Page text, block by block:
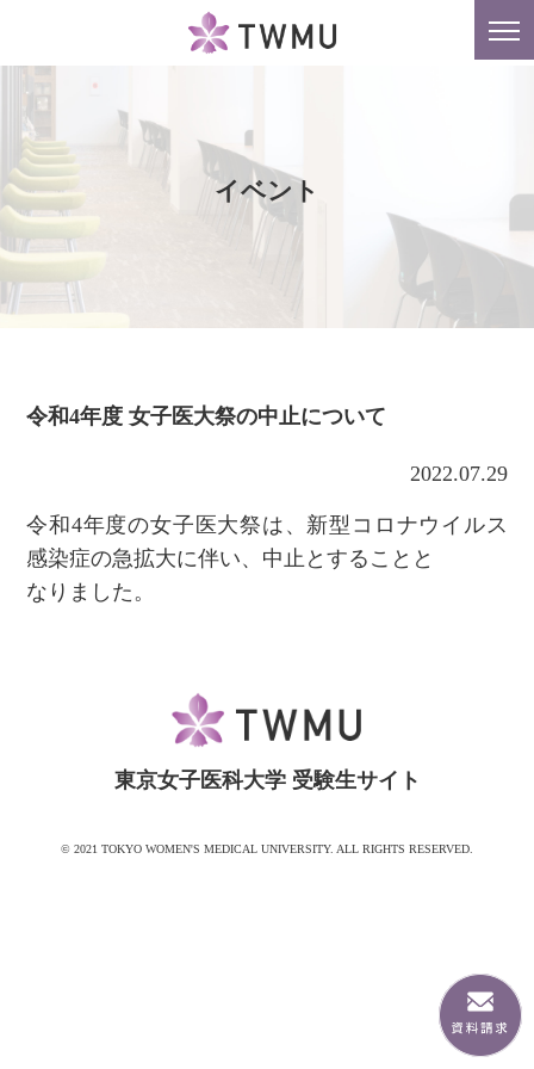
東京女子医科大
イベント
令和4年度 女子医大祭の中止について
2022.07.29
令和4年度の女子医大祭は、新型コロナウイルス
感染症の急拡大に伴い、中止とすることと
なりました。
東京女子医科大学 受験生サイト
© 2021 TOKYO WOMEN'S MEDICAL UNIVERSITY. ALL RIGHTS RESERVED.